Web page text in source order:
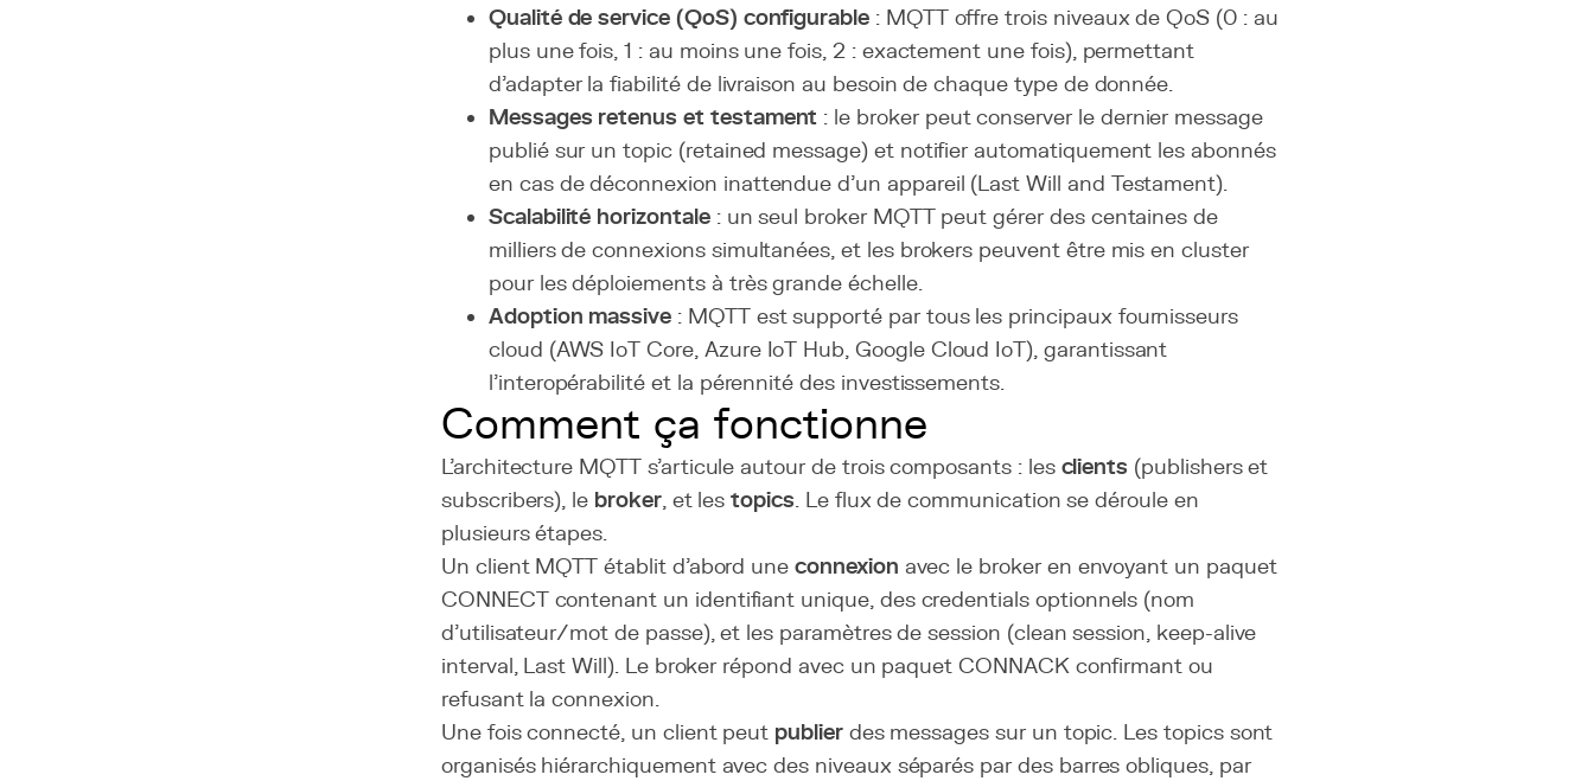
Qualité de service (QoS) configurable: MQTT offre trois niveaux de QoS (0 : au
plus une fois, 1 : au moins une fois, 2 : exactement une fois), permettant
d'adapter la fiabilité de livraison au besoin de chaque type de donnée.
Messages retenus et testament : le broker peut conserver le dernier message
publié sur un topic (retained message) et notifier automatiquement les abonnés
en cas de déconnexion inattendue d'un appareil (Last Will and Testament).
Scalabilité horizontale: un seul broker MQTT peut gérer des centaines de
milliers de connexions simultanées, et les brokers peuvent être mis en cluster
pour les déploiements à très grande échelle.
Adoption massive : MQTT est supporté par tous les principaux fournisseurs
cloud (AWS IoT Core, Azure IoT Hub, Google Cloud IoT), garantissant
l'interopérabilité et la pérennité des investissements.
Comment ça fonctionne
L'architecture MQTT s'articule autour de trois composants : les clients (publishers et
subscribers), le broker, et lestopics. Le flux de communication se déroule en
plusieurs étapes.
Un client MQTT établit d'abord uneconnexion avec le broker en envoyant un paquet
CONNECT contenant un identifiant unique, des credentials optionnels (nom
d'utilisateur/mot de passe), et les paramètres de session (clean session, keep-alive
interval, Last Will). Le broker répond avec un paquet CONNACK confirmant ou
refusant la connexion.
Une fois connecté, un client peut publierdes messages sur un topic. Les topics sont
organisés hiérarchiquement avec des niveaux séparés par des barres obliques, par